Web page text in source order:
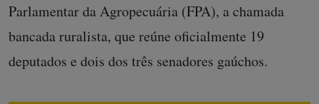
Parlamentar da Agropecuária (FPA), a chamada
bancada ruralista, que reúne oficialmente 19
deputados e dois dos três senadores gaúchos.